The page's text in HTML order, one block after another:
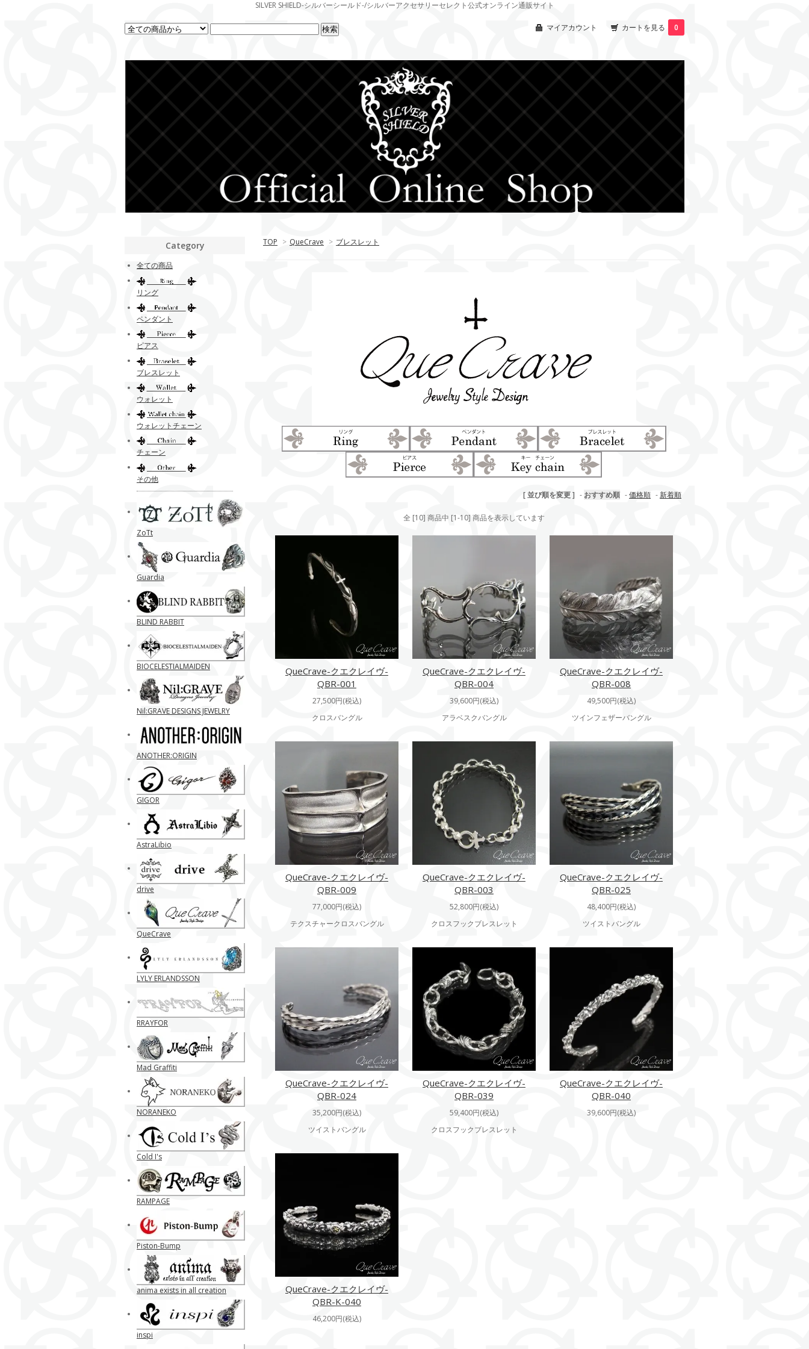
SILVER SHIELD-シルバーシールド-/シルバーアクセサリーセレクト公式オンライン通販サイト
マイアカウント カートを見る 0
TOP > QueCrave > ブレスレット
[ 並び順を変更 ] - おすすめ順 -価格順 -新着順
全 [10] 商品中 [1-10] 商品を表示しています
QueCrave-クエクレイヴ-
QBR-001
27,500円(税込)
クロスバングル
QueCrave-クエクレイヴ-
QBR-004
39,600円(税込)
アラベスクバングル
QueCrave-クエクレイヴ-
QBR-008
49,500円(税込)
ツインフェザーバングル
QueCrave-クエクレイヴ-
QBR-009
77,000円(税込)
テクスチャークロスバングル
QueCrave-クエクレイヴ-
QBR-003
52,800円(税込)
クロスフックブレスレット
QueCrave-クエクレイヴ-
QBR-025
48,400円(税込)
ツイストバングル
QueCrave-クエクレイヴ-
QBR-024
35,200円(税込)
ツイストバングル
QueCrave-クエクレイヴ-
QBR-039
59,400円(税込)
クロスフックブレスレット
QueCrave-クエクレイヴ-
QBR-040
39,600円(税込)
QueCrave-クエクレイヴ-
QBR-K-040
46,200円(税込)
Category
全ての商品
リング
ペンダント
ピアス
ブレスレット
ウォレット
ウォレットチェーン
チェーン
その他
ZoTt
Guardia
BLIND RABBIT
BIOCELESTIALMAIDEN
Nil:GRAVE DESIGNS JEWELRY
ANOTHER:ORIGIN
GIGOR
AstraLibio
drive
QueCrave
LYLY ERLANDSSON
RRAYFOR
Mad Graffiti
NORANEKO
Cold I's
RAMPAGE
Piston-Bump
anima exists in all creation
inspi